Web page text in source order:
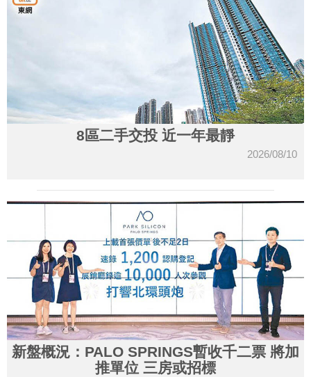
8區二手交投 近一年最靜
2026/08/10
新盤概況：PALO SPRINGS暫收千二票 將加
推單位 三房或招標